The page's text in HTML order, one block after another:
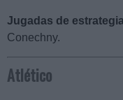
Jugadas de
Conechny.
Atlético